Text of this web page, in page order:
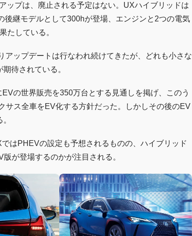
ップは、廃止される予定はない。UXハイブリッドは
継モデルとして300hが登場、エンジンと2つの電気
たしている。
ップデートは行なわれ続けてきたが、どれも小さな
待されている。
の世界販売を350万台とする見通しを掲げ、このう
サス全車をEV化する方針だった。しかしその後のEV
はPHEVの設定も予想されるものの、ハイブリッド
が登場するのかが注目される。